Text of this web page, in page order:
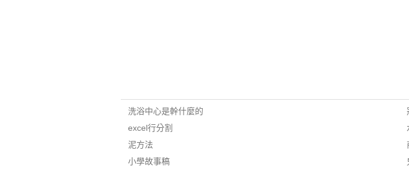
洗浴中心是幹什麼的
excel行分割
泥方法
小學故事稿